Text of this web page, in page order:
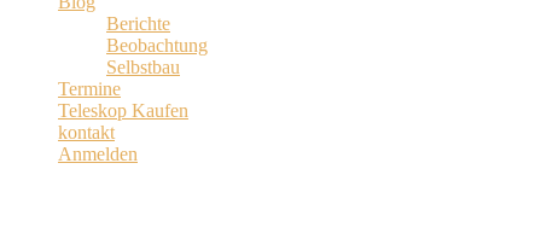
Berichte
Beobachtung
Selbstbau
Termine
Teleskop Kaufen
kontakt
Anmelden